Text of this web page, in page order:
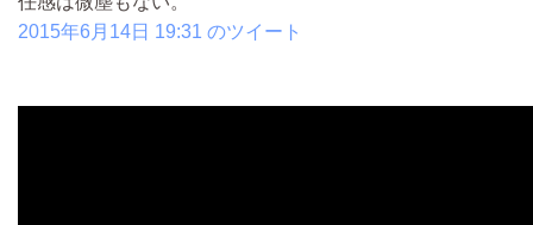
2015年6月14日 19:31 のツイート